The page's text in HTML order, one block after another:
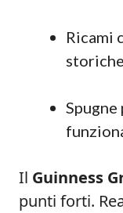
Ricami
Il Guinness
punti forti.